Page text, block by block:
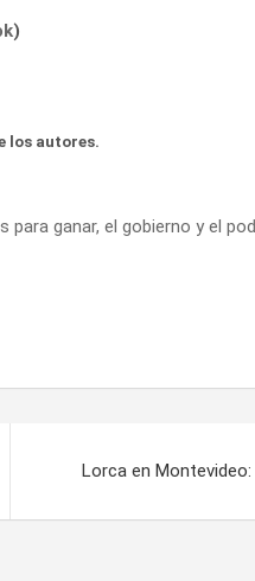
)
los autores.
para ganar, el gobierno y el
Lorca en